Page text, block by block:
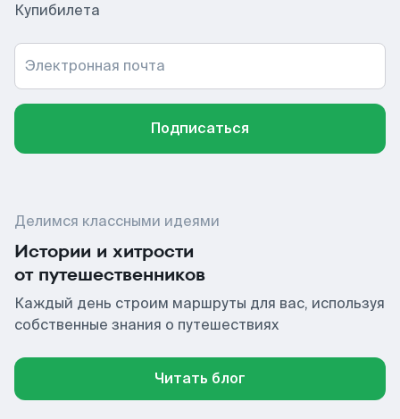
Купибилета
Электронная почта
Подписаться
Делимся классными идеями
Истории и хитрости
от путешественников
Каждый день строим маршруты для вас, используя
собственные знания о путешествиях
Читать блог